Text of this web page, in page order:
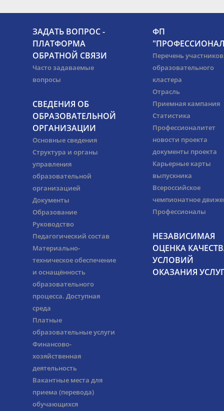
ЗАДАТЬ ВОПРОС -
ПЛАТФОРМА
ОБРАТНОЙ СВЯЗИ
Часто задаваемые
вопросы
СВЕДЕНИЯ ОБ
ОБРАЗОВАТЕЛЬНОЙ
ОРГАНИЗАЦИИ
Основные сведения
Структура и органы
управления
образовательной
организацией
Документы
Образование
Руководство
Педагогический состав
Материально-
техническое обеспечение
и оснащённость
образовательного
процесса. Доступная
среда
Платные
образовательные услуги
Финансово-
хозяйственная
деятельность
Вакантные места для
приема (перевода)
обучающихся
ФП
Перечень участников
образовательного
кластера
Отрасль
Приемная кампания
Статистика
Профессионалитет
новости проекта
документы проекта
Карьерные карты
выпускника
Всероссийское
чемпионатное
Профессионалы
НЕЗАВИСИМАЯ
ОЦЕНКА
УСЛОВИЙ
ОКАЗАНИЯ